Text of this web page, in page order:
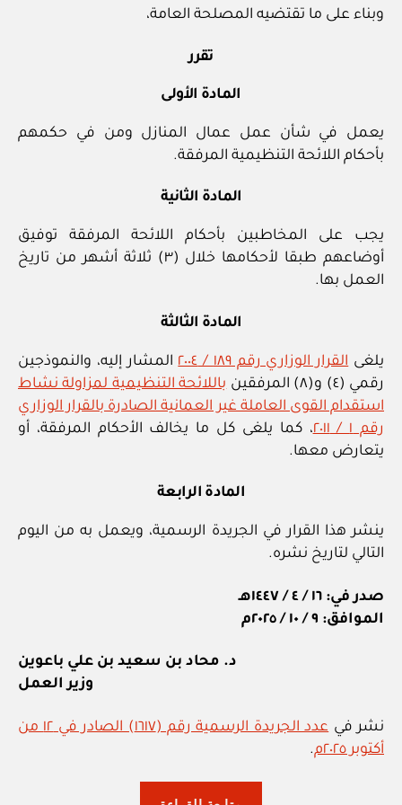
وبناء على ما تقتضيه المصلحة العامة،
تقرر
المادة الأولى
يعمل في شأن عمل عمال المنازل ومن في حكمهم
بأحكام اللائحة التنظيمية المرفقة.
المادة الثانية
يجب على المخاطبين بأحكام اللائحة المرفقة توفيق
أوضاعهم طبقا لأحكامها خلال (٣) ثلاثة أشهر من تاريخ
العمل بها.
المادة الثالثة
يلغى القرار الوزاري رقم ١٨٩ / ٢٠٠٤
المشار إليه، والنموذجين
رقمي (٤) و(٨) المرفقين
باللائحة التنظيمية لمزاولة نشاط
استقدام القوى العاملة غير العمانية الصادرة بالقرار الوزاري
رقم ١ / ٢٠١١
، كما يلغى كل ما يخالف الأحكام المرفقة، أو
يتعارض معها.
المادة الرابعة
ينشر هذا القرار في الجريدة الرسمية، ويعمل به من اليوم
التالي لتاريخ نشره.
صدر في: ١٦ / ٤ / ١٤٤٧هـ
الموافق: ٩ / ١٠ / ٢٠٢٥م
د. محاد بن سعيد بن علي باعوين
وزير العمل
نشر في
عدد الجريدة الرسمية رقم (١٦١٧) الصادر في ١٢ من
أكتوبر ٢٠٢٥م
.